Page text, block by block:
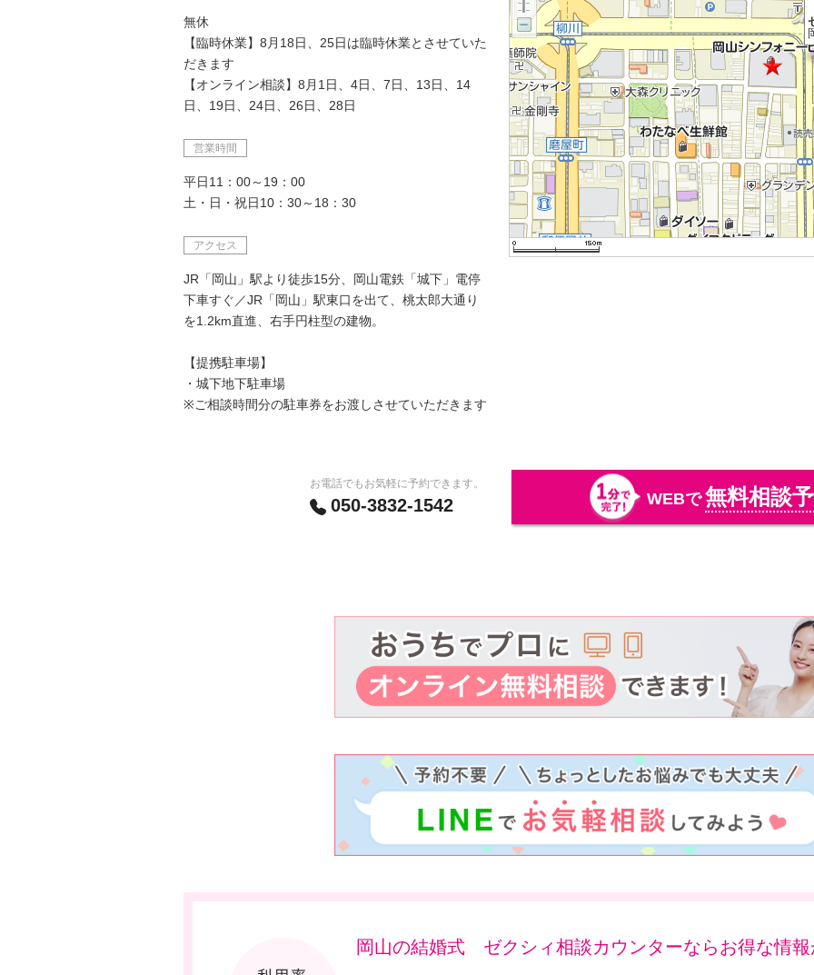
無休
【臨時休業】8月18日、25日は臨時休業とさせていた
だきます
【オンライン相談】8月1日、4日、7日、13日、14
日、19日、24日、26日、28日
営業時間
平日11：00～19：00
土・日・祝日10：30～18：30
アクセス
JR「岡山」駅より徒歩15分、岡山電鉄「城下」電停
下車すぐ／JR「岡山」駅東口を出て、桃太郎大通り
を1.2km直進、右手円柱型の建物。
【提携駐車場】
・城下地下駐車場
※ご相談時間分の駐車券をお渡しさせていただきます
お電話でもお気軽に予約できます。
050-3832-1542 WEBで 無料相談
岡山の結婚式 ゼクシィ相談カウンターならお得な情報